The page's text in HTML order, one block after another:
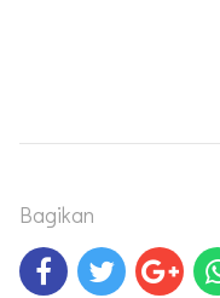
Bagikan